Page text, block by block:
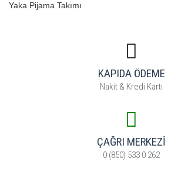
Yaka Pijama Takımı
KAPIDA ÖDEME
Nakit & Kredi Kartı
ÇAĞRI MERKEZI
0 (850) 533 0 262